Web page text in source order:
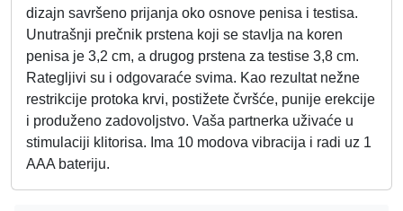
dizajn savršeno prijanja oko osnove penisa i testisa.
Unutrašnji prečnik prstena koji se stavlja na koren
penisa je 3,2 cm, a drugog prstena za testise 3,8 cm.
Rategljivi su i odgovaraće svima. Kao rezultat nežne
restrikcije protoka krvi, postižete čvršće, punije erekcije
i produženo zadovoljstvo. Vaša partnerka uživaće u
stimulaciji klitorisa. Ima 10 modova vibracija i radi uz 1
AAA bateriju.